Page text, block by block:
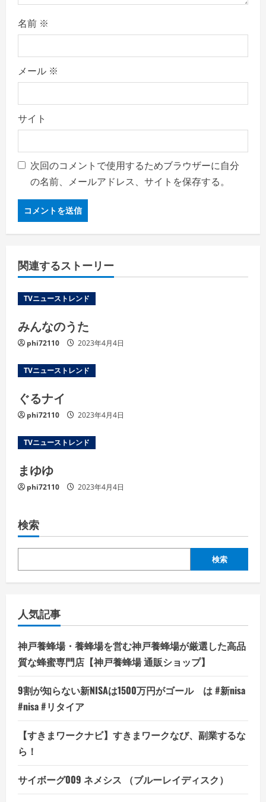
名前 ※
メール ※
サイト
次回のコメントで使用するためブラウザーに自分
の名前、メールアドレス、サイトを保存する。
関連するストーリー
TVニューストレンド
みんなのうた
phi72110 2023年4月4日
TVニューストレンド
ぐるナイ
phi72110 2023年4月4日
TVニューストレンド
まゆゆ
phi72110 2023年4月4日
検索
検索
人気記事
神戸養蜂場・養蜂場を営む神戸養蜂場が厳選した高品
質な蜂蜜専門店【神戸養蜂場 通販ショップ】
9割が知らない新NISAは1500万円がゴール は #新nisa
#nisa #リタイア
【すきまワークナビ】すきまワークなび、副業するな
ら！
サイボーグ009 ネメシス （ブルーレイディスク）